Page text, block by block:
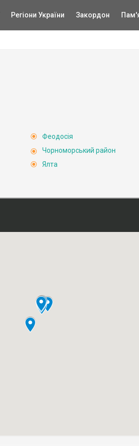
Регіони України Закордон
Феодосія
Чорноморський район
Ялта